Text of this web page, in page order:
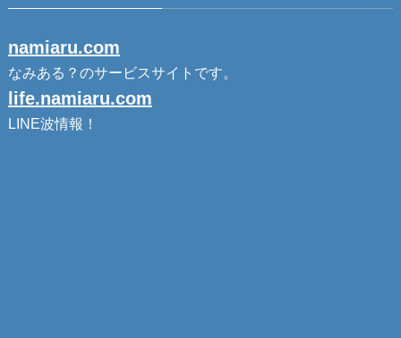
namiaru.com
なみある？のサービスサイトです。
life.namiaru.com
LINE波情報！